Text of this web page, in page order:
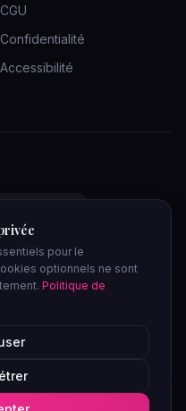
CGU
Confidentialité
Accessibilité
Clubs Nice
Saunas Lyon
réservés. Site réservé aux
pour le
optionnels ne sont
Politique de